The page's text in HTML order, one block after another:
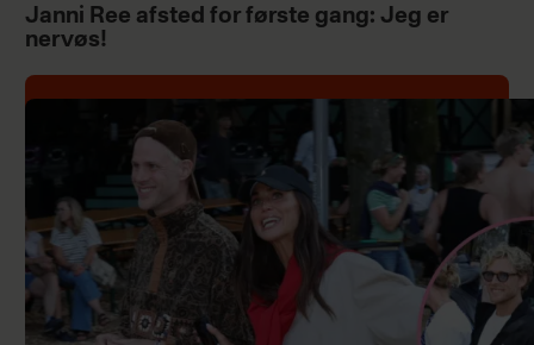
Janni Ree afsted for første gang: Jeg er
nervøs!